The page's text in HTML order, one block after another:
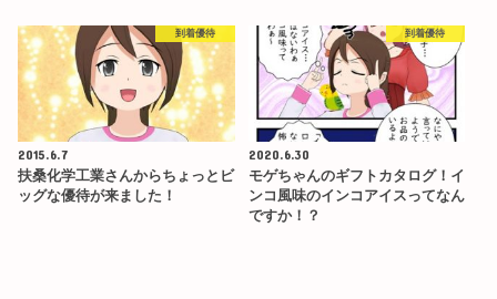
到着優待
2015.6.7
扶桑化学工業さんからちょっとビ
ッグな優待が来ました！
到着優待
2020.6.30
モゲちゃんのギフトカタログ！イ
ンコ風味のインコアイスってなん
ですか！？